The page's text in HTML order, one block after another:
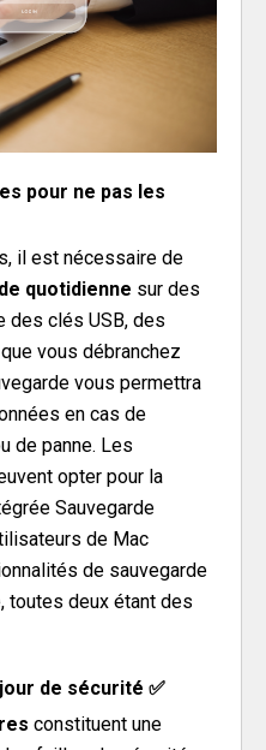
pour ne pas les
il est nécessaire de
quotidienne sur des
des clés USB, des
vous débranchez
vous permettra
en cas de
de panne. Les
opter pour la
Sauvegarde
de Mac
de sauvegarde
toutes deux étant des
de sécurité ✅
constituent une